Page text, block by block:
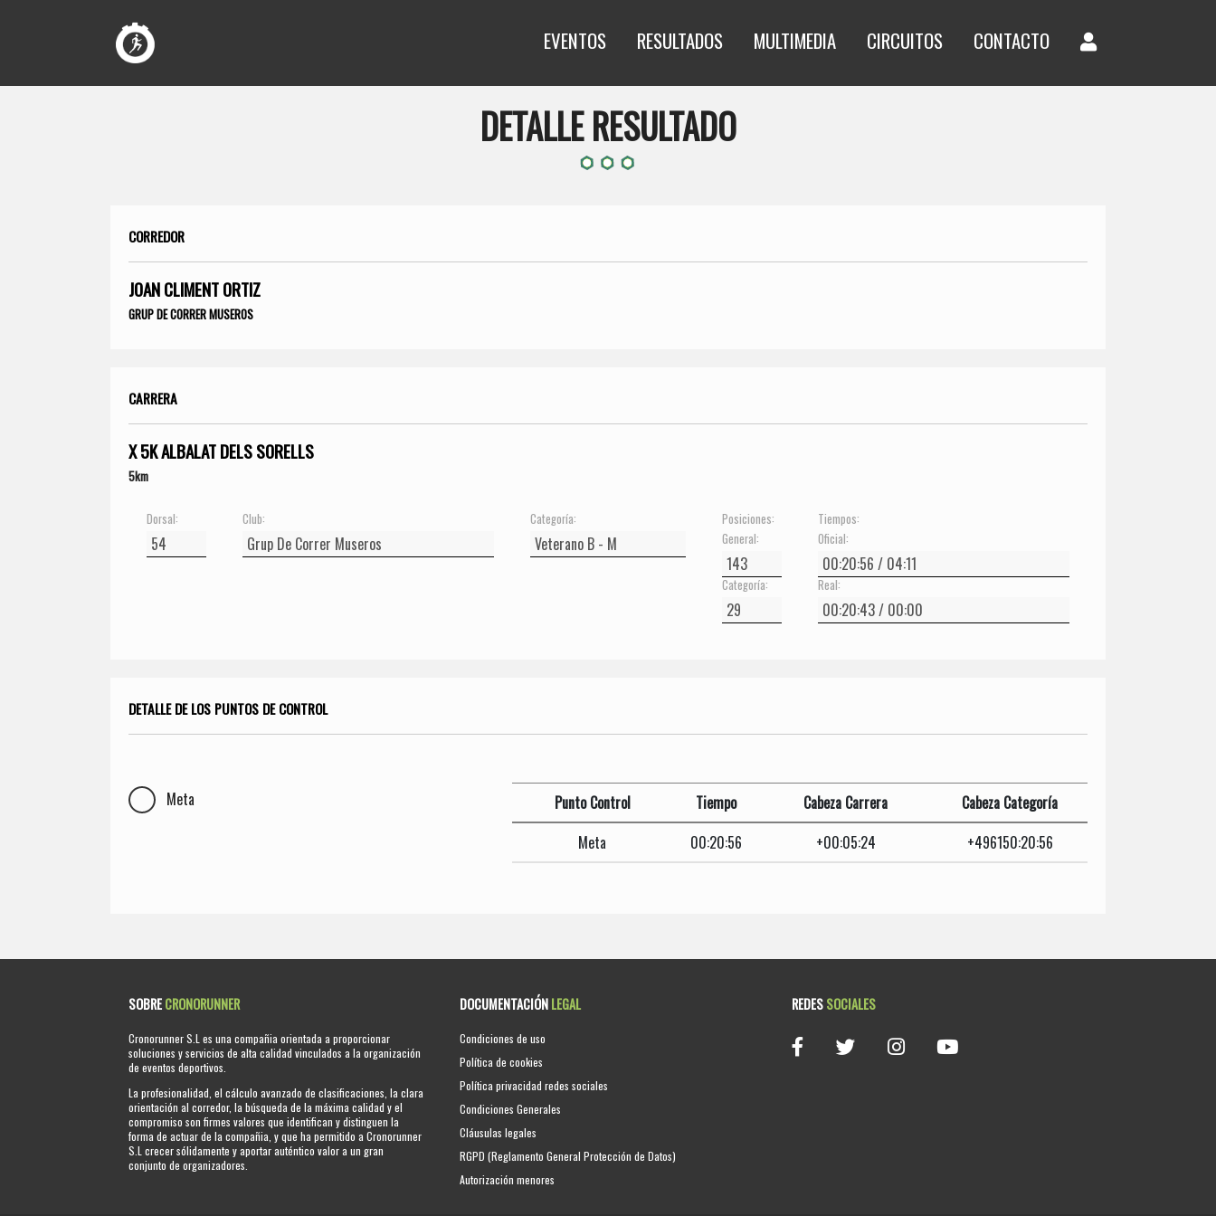
EVENTOS RESULTADOS MULTIMEDIA CIRCUITOS CONTACTO
DETALLE RESULTADO
CORREDOR
JOAN CLIMENT ORTIZ
GRUP DE CORRER MUSEROS
CARRERA
X 5K ALBALAT DELS SORELLS
5km
Dorsal: Club: Categoría:
Posiciones:
General:
Categoría:
Tiempos:
Oficial:
Real:
DETALLE DE LOS PUNTOS DE CONTROL
Meta Punto Control Tiempo Cabeza Carrera
Cabeza Categoría
Meta
00:20:56 +00:05:24 +496150:20:56
SOBRECRONORUNNER
Cronorunner S.L es una compañia orientada a proporcionar
soluciones y servicios de alta calidad vinculados a la organización
de eventos deportivos.
La profesionalidad, el cálculo avanzado de clasificaciones, la clara
orientación al corredor, la búsqueda de la máxima calidad y el
compromiso son firmes valores que identifican y distinguen la
forma de actuar de la compañia, y que ha permitido a Cronorunner
S.L crecer sólidamente y aportar auténtico valor a un gran
conjunto de organizadores.
DOCUMENTACIÓNLEGAL
Condiciones de uso
Política de cookies
Política privacidad redes sociales
Condiciones Generales
Cláusulas legales
RGPD (Reglamento General Protección de Datos)
Autorización menores
REDESSOCIALES